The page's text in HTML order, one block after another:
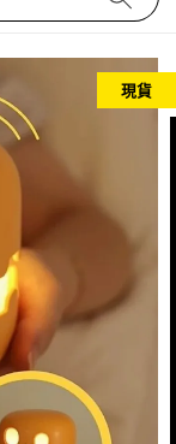
現貨